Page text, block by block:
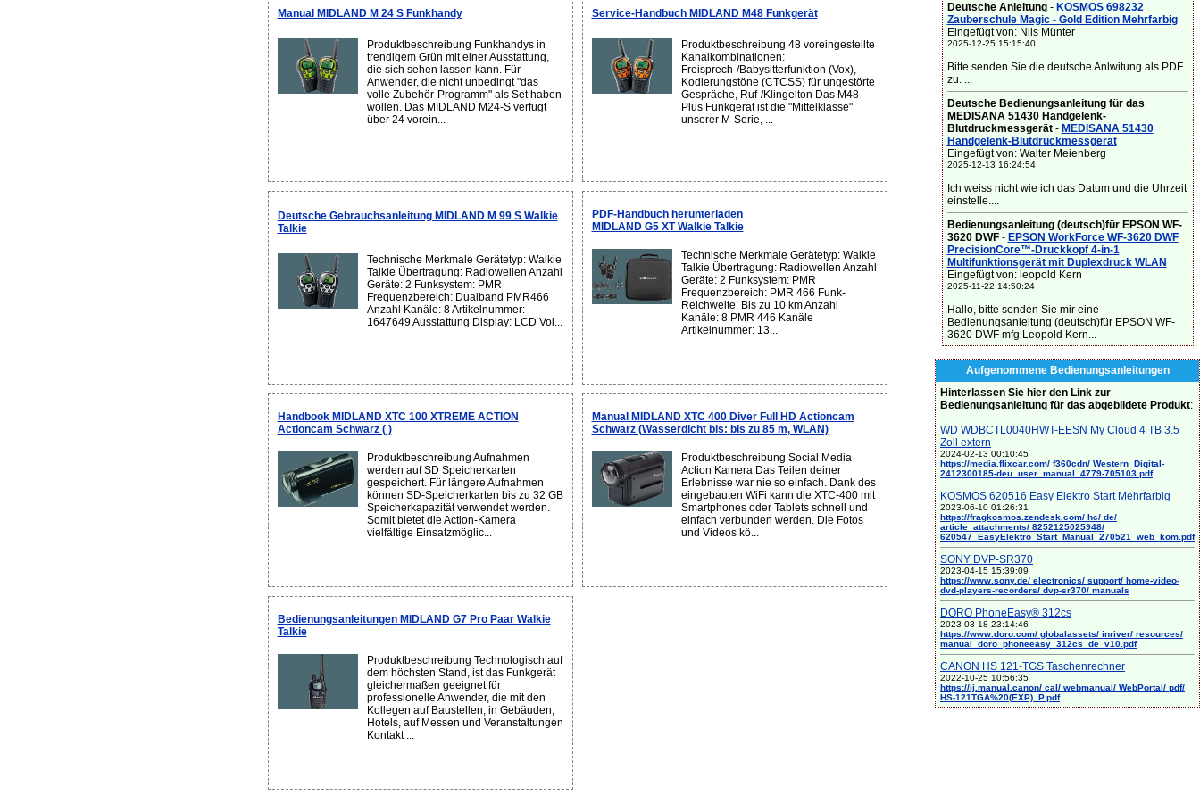
Manual MIDLAND M 24 S Funkhandy
Produktbeschreibung Funkhandys in
trendigem Grün mit einer Ausstattung,
die sich sehen lassen kann. Für
Anwender, die nicht unbedingt "das
volle Zubehör-Programm" als Set haben
wollen. Das MIDLAND M24-S verfügt
über 24 vorein...
Service-Handbuch MIDLAND M48 Funkgerät
Produktbeschreibung 48 voreingestellte
Kanalkombinationen:
Freisprech-/Babysitterfunktion (Vox),
Kodierungstöne (CTCSS) für ungestörte
Gespräche, Ruf-/Klingelton Das M48
Plus Funkgerät ist die "Mittelklasse"
unserer M-Serie, ...
Deutsche Gebrauchsanleitung MIDLAND M 99 S Walkie
Talkie
Technische Merkmale Gerätetyp: Walkie
Talkie Übertragung: Radiowellen Anzahl
Geräte: 2 Funksystem: PMR
Frequenzbereich: Dualband PMR466
Anzahl Kanäle: 8 Artikelnummer:
1647649 Ausstattung Display: LCD Voi...
PDF-Handbuch herunterladen
MIDLAND G5 XT Walkie Talkie
Technische Merkmale Gerätetyp: Walkie
Talkie Übertragung: Radiowellen Anzahl
Geräte: 2 Funksystem: PMR
Frequenzbereich: PMR 466 Funk-
Reichweite: Bis zu 10 km Anzahl
Kanäle: 8 PMR 446 Kanäle
Artikelnummer: 13...
Handbook MIDLAND XTC 100 XTREME ACTION
Actioncam Schwarz ( )
Produktbeschreibung Aufnahmen
werden auf SD Speicherkarten
gespeichert. Für längere Aufnahmen
können SD-Speicherkarten bis zu 32 GB
Speicherkapazität verwendet werden.
Somit bietet die Action-Kamera
vielfältige Einsatzmöglic...
Manual MIDLAND XTC 400 Diver Full HD Actioncam
Schwarz (Wasserdicht bis: bis zu 85 m, WLAN)
Produktbeschreibung Social Media
Action Kamera Das Teilen deiner
Erlebnisse war nie so einfach. Dank des
eingebauten WiFi kann die XTC-400 mit
Smartphones oder Tablets schnell und
einfach verbunden werden. Die Fotos
und Videos kö...
Bedienungsanleitungen MIDLAND G7 Pro Paar Walkie
Talkie
Produktbeschreibung Technologisch auf
dem höchsten Stand, ist das Funkgerät
gleichermaßen geeignet für
professionelle Anwender, die mit den
Kollegen auf Baustellen, in Gebäuden,
Hotels, auf Messen und Veranstaltungen
Kontakt ...
Deutsche Anleitung- KOSMOS 698232
Zauberschule Magic - Gold Edition Mehrfarbig
Eingefügt von: Nils Münter
2025-12-25 15:15:40
Bitte senden Sie die deutsche Anlwitung als PDF
zu. ...
Deutsche Bedienungsanleitung für das
MEDISANA 51430 Handgelenk-
Blutdruckmessgerät- MEDISANA 51430
Handgelenk-Blutdruckmessgerät
Eingefügt von: Walter Meienberg
2025-12-13 16:24:54
Ich weiss nicht wie ich das Datum und die Uhrzeit
einstelle....
Bedienungsanleitung (deutsch)für EPSON WF-
3620 DWF- EPSON WorkForce WF-3620 DWF
PrecisionCore™-Druckkopf 4-in-1
Multifunktionsgerät mit Duplexdruck WLAN
Eingefügt von: leopold Kern
2025-11-22 14:50:24
Hallo, bitte senden Sie mir eine
Bedienungsanleitung (deutsch)für EPSON WF-
3620 DWF mfg Leopold Kern...
Aufgenommene Bedienungsanleitungen
Hinterlassen Sie hier den Link zur
Bedienungsanleitung für das abgebildete Produkt:
WD WDBCTL0040HWT-EESN My Cloud 4 TB 3.5
Zoll extern
2024-02-13 00:10:45
https://media.flixcar.com/ f360cdn/ Western_Digital-
2412300185-deu_user_manual_4779-705103.pdf
KOSMOS 620516 Easy Elektro Start Mehrfarbig
2023-06-10 01:26:31
https://fragkosmos.zendesk.com/ hc/ de/
article_attachments/ 8252125025948/
620547_EasyElektro_Start_Manual_270521_web_kom.pdf
SONY DVP-SR370
2023-04-15 15:39:09
https://www.sony.de/ electronics/ support/ home-video-
dvd-players-recorders/ dvp-sr370/ manuals
DORO PhoneEasy® 312cs
2023-03-18 23:14:46
https://www.doro.com/ globalassets/ inriver/ resources/
manual_doro_phoneeasy_312cs_de_v10.pdf
CANON HS 121-TGS Taschenrechner
2022-10-25 10:56:35
https://ij.manual.canon/ cal/ webmanual/ WebPortal/ pdf/
HS-121TGA%20(EXP)_P.pdf